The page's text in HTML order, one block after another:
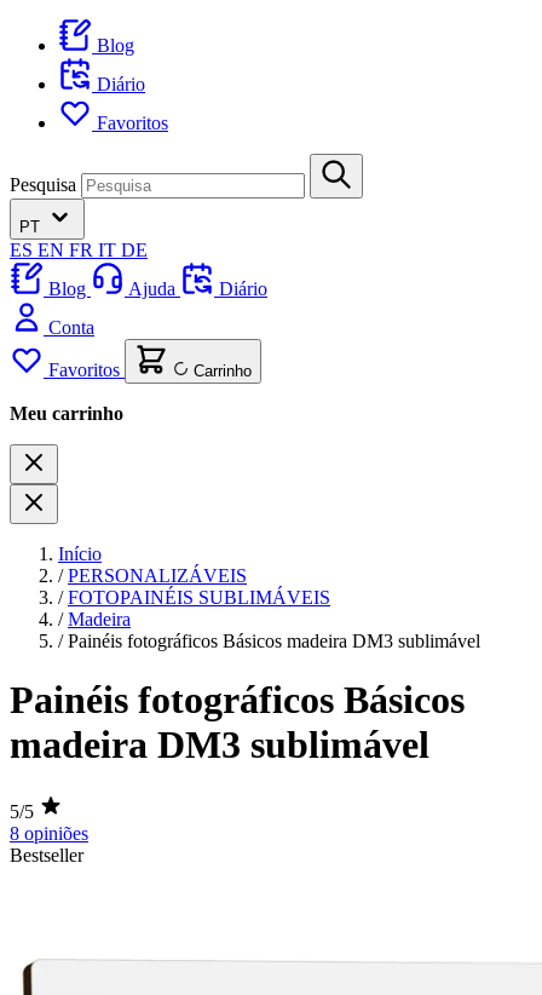
Blog
Diário
Favoritos
Pesquisa
PT
ES EN FR IT DE
Blog
Ajuda
Diário
Conta
Favoritos Carrinho
Meu carrinho
Início
/ PERSONALIZÁVEIS
/ FOTOPAINÉIS SUBLIMÁVEIS
/ Madeira
/ Painéis fotográficos Básicos madeira DM3 sublimável
Painéis fotográficos Básicos
madeira DM3 sublimável
5/5
8 opiniões
Bestseller